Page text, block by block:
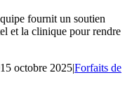
fournit un soutien
et la clinique pour rendre
15 octobre 2025|Forfaits de